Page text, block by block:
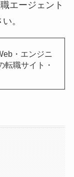
エージェント
。
・エンジニ
転職サイト・